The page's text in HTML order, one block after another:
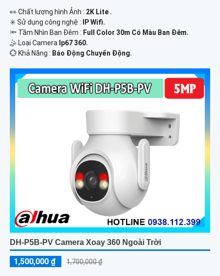
️👀 Chất lượng hình Ảnh : 2K Lite .
✳️ Sử dụng công nghệ :
IP Wifi.
🔦 Tầm Nhìn Ban Đêm : Full Color 30m Có Màu Ban Ðêm.
🤹 Loại Camera Ip67 360.
️💮 Khả Năng : Báo Động Chuyển Động.
DH-P5B-PV Camera Xoay 360 Ngoài Trời
1,500,000 ₫ 1,700,000 ₫